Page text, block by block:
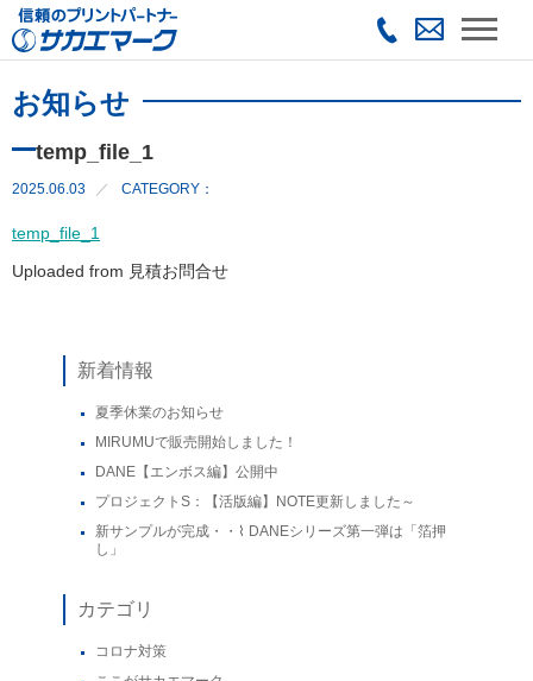
お知らせ
temp_file_1
2025.06.03 CATEGORY：
temp_file_1
Uploaded from 見積お問合せ
新着情報
夏季休業のお知らせ
MIRUMUで販売開始しました！
DANE【エンボス編】公開中
プロジェクトS：【活版編】NOTE更新しました～
新サンプルが完成・・⌇ DANEシリーズ第一弾は「箔押
し」
カテゴリ
コロナ対策